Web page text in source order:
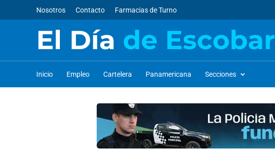
Nosotros Contacto Farmacias de Turno
El Día de Escobar
Inicio Empleo Cartelera Panamericana Secciones